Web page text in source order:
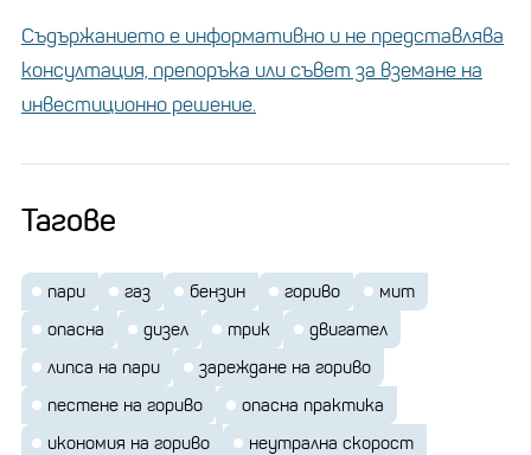
Съдържанието е информативно и не представлява
консултация, препоръка или съвет за вземане на
инвестиционно решение.
Тагове
пари газ бензин гориво
мит
опасна
дизел трик
двигател
липса на пари
зареждане на гориво
пестене на гориво
опасна практика
икономия на гориво
неутрална скорост